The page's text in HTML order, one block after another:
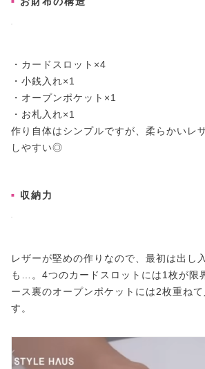
・カードスロット×4
・小銭入れ×1
・オープンポケット×1
・お札入れ×1
作り自体はシンプルですが、柔らかいレ
しやすい◎
収納力
レザーが堅めの作りなので、最初は出し
も…。4つのカードスロットには1枚が限
ース裏のオープンポケットには2枚重ね
す。